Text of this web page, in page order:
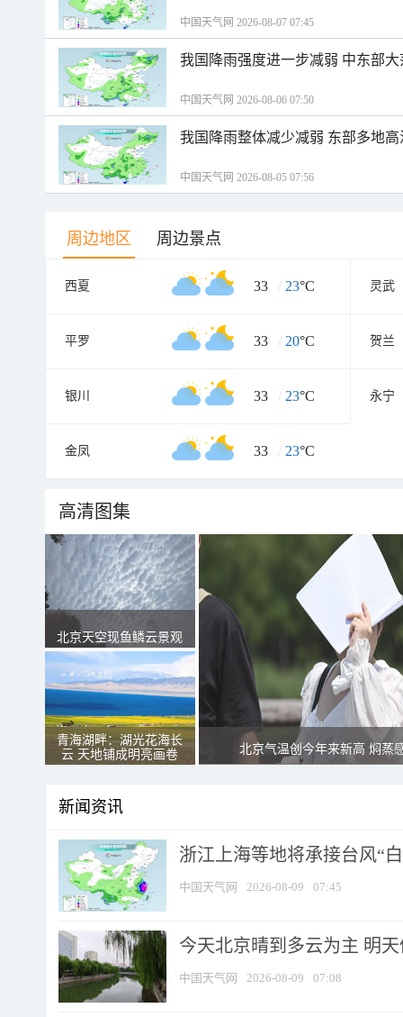
中国天气网 2026-08-07 07:45
我国降雨强度进一步减弱 中东部
中国天气网 2026-08-06 07:50
我国降雨整体减少减弱 东部多地
中国天气网 2026-08-05 07:56
周边地区 周边景点
西夏 33 / 23°C 灵武
平罗 33 / 20°C 贺兰
银川 33 / 23°C 永宁
金凤 33 / 23°C
高清图集
北京天空现鱼鳞云景观
青海湖畔：湖光花海长
云 天地铺成明亮画卷
北京气温创今年来新高 焖蒸
新闻资讯
浙江上海等地将承接台风“
中国天气网 2026-08-09 07:45
今天北京晴到多云为主 明
中国天气网 2026-08-09 07:08